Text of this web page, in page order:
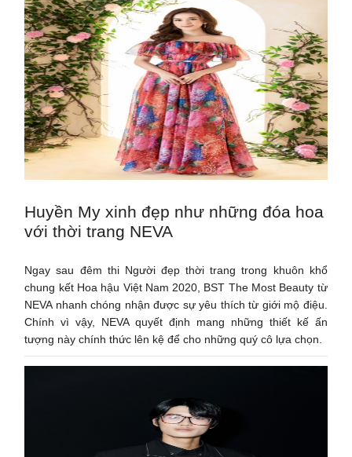
Huyền My xinh đẹp như những đóa hoa
với thời trang NEVA
Ngay sau đêm thi Người đẹp thời trang trong khuôn khổ
chung kết Hoa hậu Việt Nam 2020, BST The Most Beauty từ
NEVA nhanh chóng nhận được sự yêu thích từ giới mộ điệu.
Chính vì vậy, NEVA quyết định mang những thiết kế ấn
tượng này chính thức lên kệ để cho những quý cô lựa chọn.